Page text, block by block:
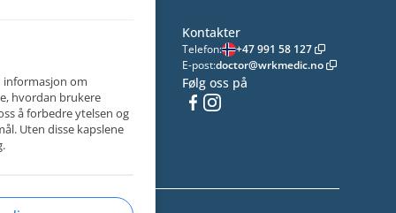
Kontakter
Telefon:
+47 991 58 127
E-post:doctor@wrkmedic.no
Følg oss på
informasjon om
hvordan brukere
å forbedre ytelsen og
Uten disse kapslene